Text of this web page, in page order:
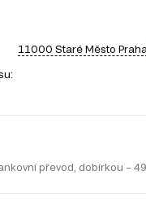
11000 Staré Město Praha
převod, dobírkou –